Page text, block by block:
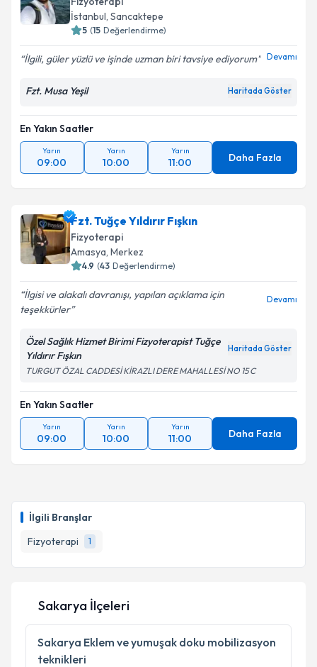
İlgili Branşlar
Fizyoterapi
1
takvim hazırlandığında e-posta ile bilgilendireceğiz.
E-posta Adresiniz
kapsamda işlenmesini kabul ediyorum.
İstanbul, Sancaktepe
5 (15 Değerlendirme)
İlgili, güler yüzlü ve işinde uzman biri tavsiye ediyorum Devamı
Fzt. Musa Yeşil Haritada Göster
En Yakın Saatler
Yarın
09:00
Yarın
10:00
Yarın
11:00 Daha Fazla
Fzt. Tuğçe Yıldırır Fışkın
Fizyoterapi
Amasya, Merkez
4.9 (43 Değerlendirme)
İlgisi ve alakalı davranışı, yapılan açıklama için
teşekkürler
Devamı
Özel Sağlık Hizmet Birimi Fizyoterapist Tuğçe
Yıldırır Fışkın
Haritada Göster
TURGUT ÖZAL CADDESİ KİRAZLI DERE MAHALLESİ NO 15 C
En Yakın Saatler
Yarın
09:00
Yarın
10:00
Yarın
11:00 Daha Fazla
Sakarya İlçeleri
Sakarya Eklem ve yumuşak doku mobilizasyon
teknikleri